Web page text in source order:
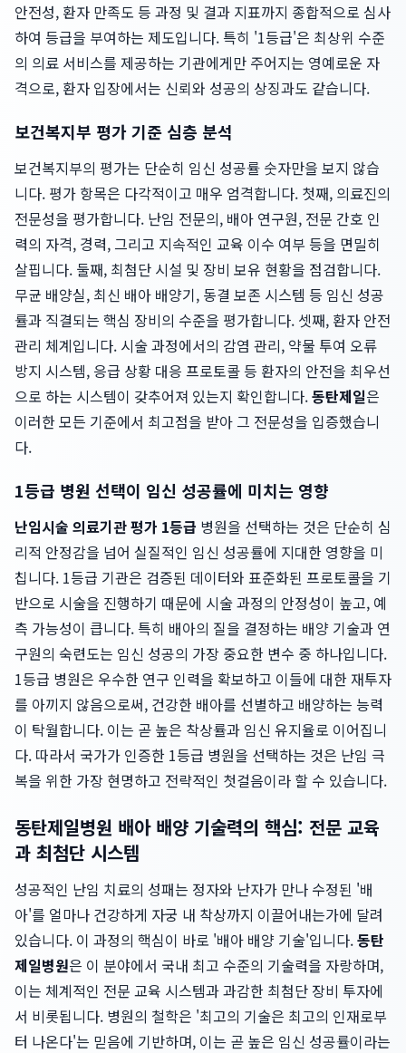
안전성, 환자 만족도 등 과정 및 결과 지표까지 종합적으로 심사
하여 등급을 부여하는 제도입니다. 특히 '1등급'은 최상위 수준
의 의료 서비스를 제공하는 기관에게만 주어지는 영예로운 자
격으로, 환자 입장에서는 신뢰와 성공의 상징과도 같습니다.
보건복지부 평가 기준 심층 분석
보건복지부의 평가는 단순히 임신 성공률 숫자만을 보지 않습
니다. 평가 항목은 다각적이고 매우 엄격합니다. 첫째, 의료진의
전문성을 평가합니다. 난임 전문의, 배아 연구원, 전문 간호 인
력의 자격, 경력, 그리고 지속적인 교육 이수 여부 등을 면밀히
살핍니다. 둘째, 최첨단 시설 및 장비 보유 현황을 점검합니다.
무균 배양실, 최신 배아 배양기, 동결 보존 시스템 등 임신 성공
률과 직결되는 핵심 장비의 수준을 평가합니다. 셋째, 환자 안전
관리 체계입니다. 시술 과정에서의 감염 관리, 약물 투여 오류
방지 시스템, 응급 상황 대응 프로토콜 등 환자의 안전을 최우선
으로 하는 시스템이 갖추어져 있는지 확인합니다.동탄제일은
이러한 모든 기준에서 최고점을 받아 그 전문성을 입증했습니
다.
1등급 병원 선택이 임신 성공률에 미치는 영향
난임시술 의료기관 평가 1등급 병원을 선택하는 것은 단순히 심
리적 안정감을 넘어 실질적인 임신 성공률에 지대한 영향을 미
칩니다. 1등급 기관은 검증된 데이터와 표준화된 프로토콜을 기
반으로 시술을 진행하기 때문에 시술 과정의 안정성이 높고, 예
측 가능성이 큽니다. 특히 배아의 질을 결정하는 배양 기술과 연
구원의 숙련도는 임신 성공의 가장 중요한 변수 중 하나입니다.
1등급 병원은 우수한 연구 인력을 확보하고 이들에 대한 재투자
를 아끼지 않음으로써, 건강한 배아를 선별하고 배양하는 능력
이 탁월합니다. 이는 곧 높은 착상률과 임신 유지율로 이어집니
다. 따라서 국가가 인증한 1등급 병원을 선택하는 것은 난임 극
복을 위한 가장 현명하고 전략적인 첫걸음이라 할 수 있습니다.
동탄제일병원 배아 배양 기술력의 핵심: 전문 교육
과 최첨단 시스템
성공적인 난임 치료의 성패는 정자와 난자가 만나 수정된 '배
아'를 얼마나 건강하게 자궁 내 착상까지 이끌어내는가에 달려
있습니다. 이 과정의 핵심이 바로 '배아 배양 기술'입니다.동탄
제일병원은 이 분야에서 국내 최고 수준의 기술력을 자랑하며,
이는 체계적인 전문 교육 시스템과 과감한 최첨단 장비 투자에
서 비롯됩니다. 병원의 철학은 '최고의 기술은 최고의 인재로부
터 나온다'는 믿음에 기반하며, 이는 곧 높은 임신 성공률이라는